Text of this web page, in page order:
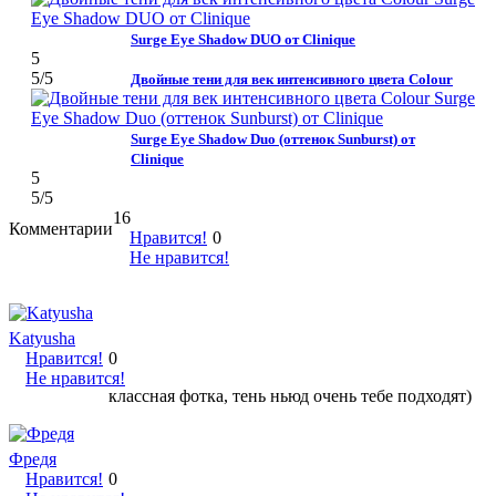
Surge Eye Shadow DUO от Clinique
5
5/5 Двойные тени для век интенсивного цвета Colour
Surge Eye Shadow Duo (оттенок Sunburst) от
Clinique
5
5/5
Комментарии
16
Нравится!
Не нравится!
0
Katyusha
Нравится!
Не нравится!
0
классная фотка, тень ньюд очень тебе подходят)
Фредя
Нравится! 0